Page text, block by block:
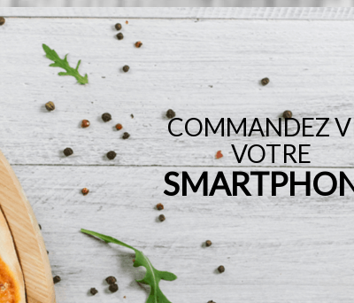
COMMANDEZ
VOTRE